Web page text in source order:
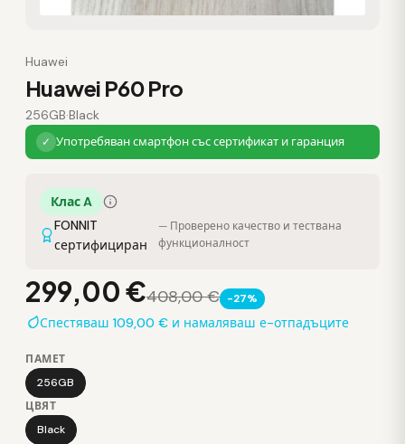
Huawei
Huawei P60 Pro
256GB·Black
✓ Употребяван смартфон със сертификат и гаранция
Клас A
FONNIT
сертифициран
— Проверено качество и тествана
функционалност
299,00 €408,00 € -27%
Спестяваш 109,00 € и намаляваш е-отпадъците
ПАМЕТ
256GB
ЦВЯТ
Black